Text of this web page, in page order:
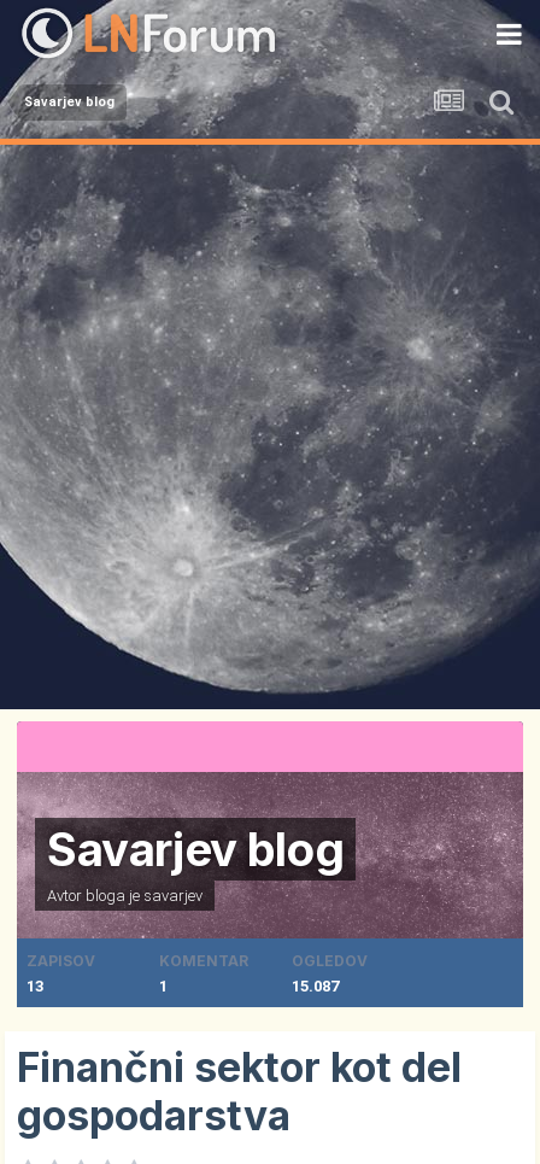
Savarjev blog
Savarjev blog
Avtor bloga je savarjev
ZAPISOV
13
KOMENTAR
1
OGLEDOV
15.087
Finančni sektor kot del
gospodarstva